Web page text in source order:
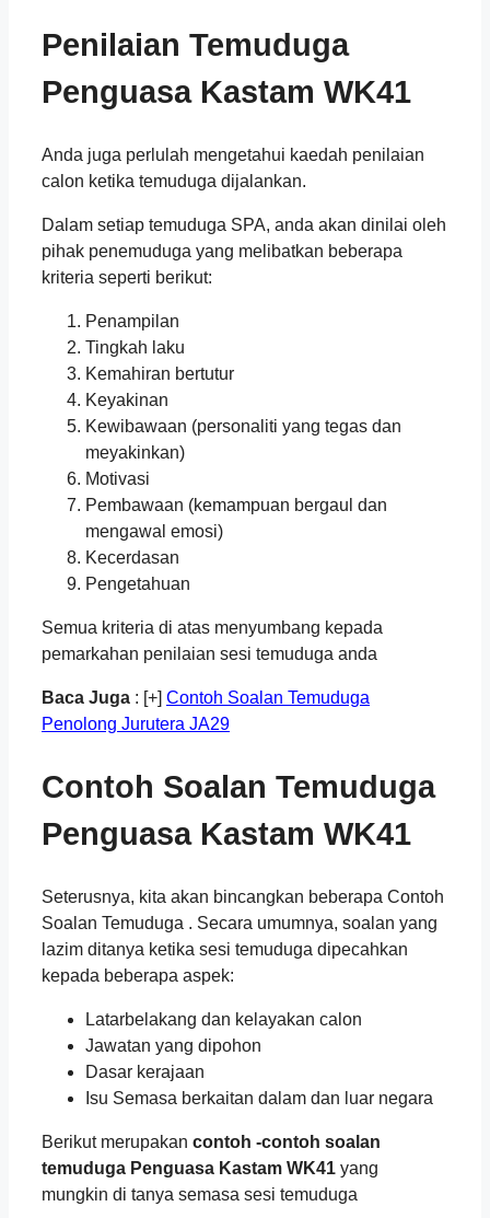
Penilaian Temuduga
Penguasa Kastam WK41
Anda juga perlulah mengetahui kaedah penilaian
calon ketika temuduga dijalankan.
Dalam setiap temuduga SPA, anda akan dinilai oleh
pihak penemuduga yang melibatkan beberapa
kriteria seperti berikut:
Penampilan
Tingkah laku
Kemahiran bertutur
Keyakinan
Kewibawaan (personaliti yang tegas dan
meyakinkan)
Motivasi
Pembawaan (kemampuan bergaul dan
mengawal emosi)
Kecerdasan
Pengetahuan
Semua kriteria di atas menyumbang kepada
pemarkahan penilaian sesi temuduga anda
Baca Juga : [+] Contoh Soalan Temuduga
Penolong Jurutera JA29
Contoh Soalan Temuduga
Penguasa Kastam WK41
Seterusnya, kita akan bincangkan beberapa Contoh
Soalan Temuduga . Secara umumnya, soalan yang
lazim ditanya ketika sesi temuduga dipecahkan
kepada beberapa aspek:
Latarbelakang dan kelayakan calon
Jawatan yang dipohon
Dasar kerajaan
Isu Semasa berkaitan dalam dan luar negara
Berikut merupakan contoh -contoh soalan
temuduga Penguasa Kastam WK41 yang
mungkin di tanya semasa sesi temuduga